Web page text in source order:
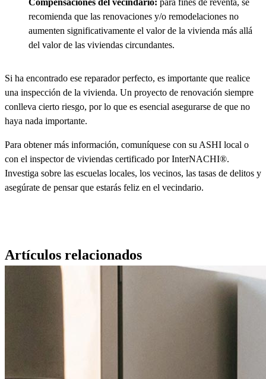
recomienda que las renovaciones y/o remodelaciones no
aumenten significativamente el valor de la vivienda más allá
del valor de las viviendas circundantes.
Si ha encontrado ese reparador perfecto, es importante que realice
una inspección de la vivienda. Un proyecto de renovación siempre
conlleva cierto riesgo, por lo que es esencial asegurarse de que no
haya nada importante.
Para obtener más información, comuníquese con su ASHI local o
con el inspector de viviendas certificado por InterNACHI®.
Investiga sobre las escuelas locales, los vecinos, las tasas de delitos y
asegúrate de pensar que estarás feliz en el vecindario.
Artículos relacionados